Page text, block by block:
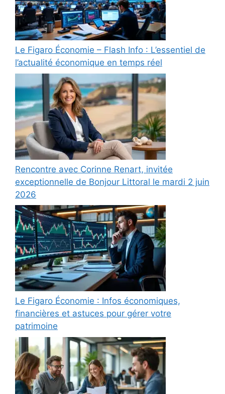
Le Figaro Économie – Flash Info : L’essentiel de
l’actualité économique en temps réel
Rencontre avec Corinne Renart, invitée
exceptionnelle de Bonjour Littoral le mardi 2 juin
2026
Le Figaro Économie : Infos économiques,
financières et astuces pour gérer votre
patrimoine